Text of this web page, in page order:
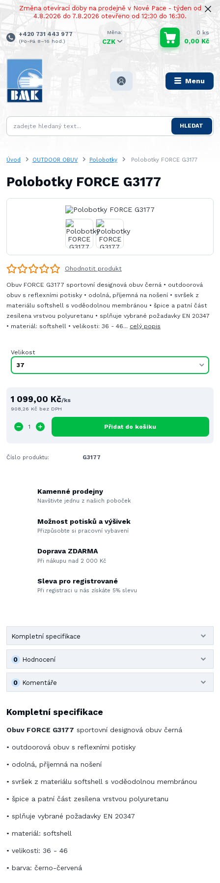
Změna otevírací doby na prodejně v Nové Pace - týden od
4.8.2026 do 7.8.2026 otevřeno od 12:30 do 16:30.
Menu
CZK
HLEDAT
+420 731 443 977
(Po-Pá 8–16 hod.)
0 ks
0,00 Kč
Úvod OUTDOOR OBUV Polobotky Polobotky FORCE G3177
Polobotky FORCE G3177
Ohodnotit produkt
Obuv FORCE G3177 sportovní designová obuv černá • outdoorová
obuv s reflexními potisky • odolná, příjemná na nošení • svršek z
materiálu softshell s voděodolnou membránou • špice a patní část
zesílena vrstvou polyuretanu • splňuje vybrané požadavky EN 20347
• materiál: softshell • velikosti: 36 - 46... celý popis
Velikost
1 099,00 Kč/ks
908,26 Kč bez DPH
Přidat do košíku
Číslo produktu: G3177
Kamenné prodejny
Navštivte jednu z našich poboček
Možnost potisků a výšivek
Přizpůsobte si pracovní vybavení
Doprava ZDARMA
Při nákupu nad 2 000 Kč
Sleva pro registrované
Při registraci u nás získáte 5% slevu
Kompletní specifikace
Hodnocení
0
Komentáře
0
Kompletní specifikace
Obuv FORCE G3177 sportovní designová obuv černá
• outdoorová obuv s reflexními potisky
• odolná, příjemná na nošení
• svršek z materiálu softshell s voděodolnou membránou
• špice a patní část zesílena vrstvou polyuretanu
• splňuje vybrané požadavky EN 20347
• materiál: softshell
• velikosti: 36 - 46
• barva: černo-červená